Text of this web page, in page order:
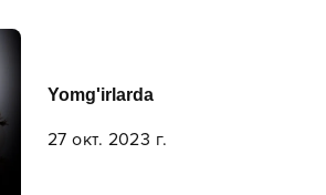
Yomg'irlarda
27 окт. 2023 г.